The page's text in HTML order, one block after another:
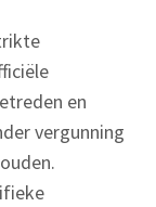
en
vergunning